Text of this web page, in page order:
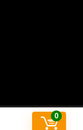
0
voorbehouden